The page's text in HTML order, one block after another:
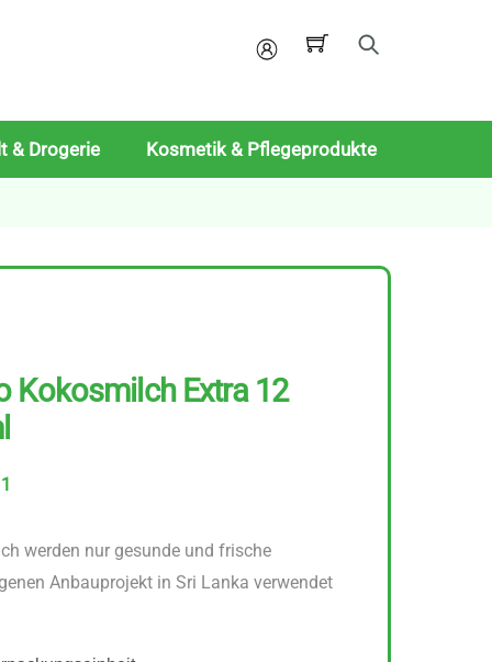
Mein
& Drogerie Kosmetik & Pflegeprodukte
Kokosmilch Extra 12
werden nur gesunde und frische
Anbauprojekt in Sri Lanka verwendet